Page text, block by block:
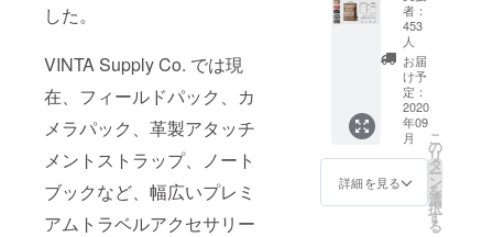
した。
VINTA Supply Co. では現
在、フィールドパック、カ
メラパック、革製アタッチ
メントストラップ、ノート
ブックなど、幅広いプレミ
アムトラベルアクセサリー
F プレ
ミアム
トラベ
ルバッ
（Prem
ium
Travel
bag）
】 セッ
ト内
者：
453
人
お届
け予
定：
2020
年09
月
詳細を見る
こ
の
リ
タ
ー
ン
を
選
択
す
る